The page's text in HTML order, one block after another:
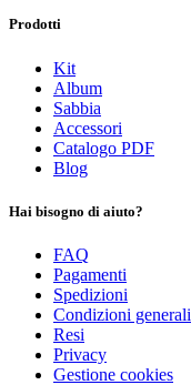
Prodotti
Kit
Album
Sabbia
Accessori
Catalogo PDF
Blog
Hai bisogno di aiuto?
FAQ
Pagamenti
Spedizioni
Condizioni generali
Resi
Privacy
Gestione cookies